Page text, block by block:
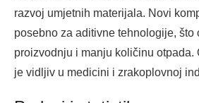
razvoj umjetnih materijala. Novi
posebno za aditivne tehnologije, što
proizvodnju i manju količinu otpada.
je vidljiv u medicini i zrakoplovnoj